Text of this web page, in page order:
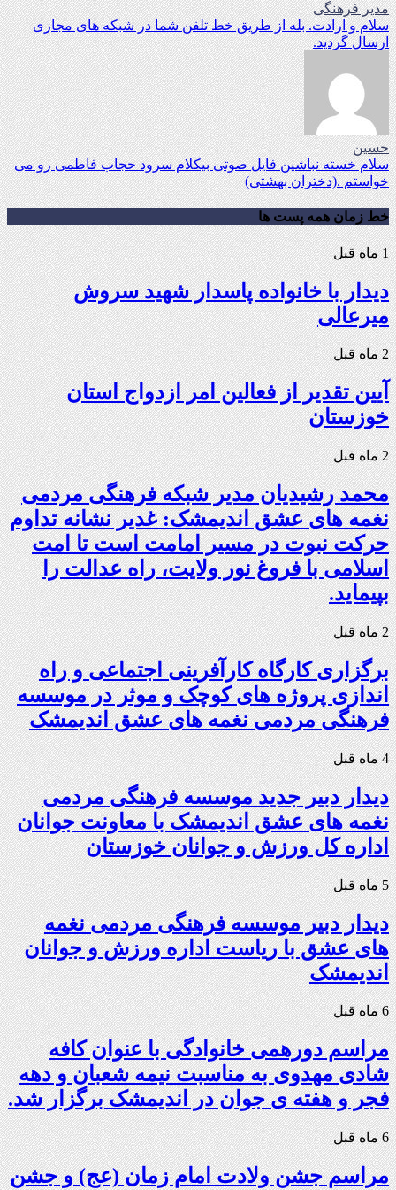
مدیر فرهنگی
سلام و ارادت. بله از طریق خط تلفن شما در شبکه های مجازی
ارسال گردید.
حسین
سلام خسته نباشین فایل صوتی بیکلام سرود حجاب فاطمی رو می
خواستم .(دختران بهشتی)
خط زمان همه پست ها
1 ماه قبل
دیدار با خانواده پاسدار شهید سروش
میرعالی
2 ماه قبل
آیین تقدیر از فعالین امر ازدواج استان
خوزستان
2 ماه قبل
محمد رشیدیان مدیر شبکه فرهنگی مردمی
نغمه های عشق اندیمشک: غدیر نشانه تداوم
حرکت نبوت در مسیر امامت است تا امت
اسلامی با فروغ نور ولایت، راه عدالت را
بپیماید.
2 ماه قبل
برگزاری کارگاه کارآفرینی اجتماعی و راه
اندازی پروژه های کوچک و موثر در موسسه
فرهنگی مردمی نغمه های عشق اندیمشک
4 ماه قبل
دیدار دبیر جدید موسسه فرهنگی مردمی
نغمه های عشق اندیمشک با معاونت جوانان
اداره کل ورزش و جوانان خوزستان
5 ماه قبل
دیدار دبیر موسسه فرهنگی مردمی نغمه
های عشق با ریاست اداره ورزش و جوانان
اندیمشک
6 ماه قبل
مراسم دورهمی خانوادگی با عنوان کافه
شادی مهدوی به مناسبت نیمه شعبان و دهه
فجر و هفته ی جوان در اندیمشک برگزار شد.
6 ماه قبل
مراسم جشن ولادت امام زمان (عج) و جشن